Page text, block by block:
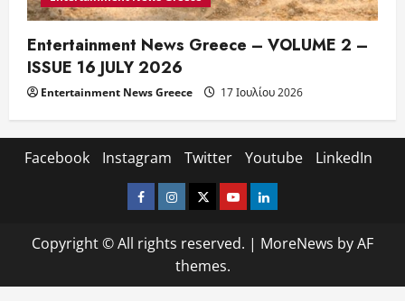
Entertainment News Greece – VOLUME 2 –
ISSUE 16 JULY 2026
Entertainment News Greece 17 Ιουλίου 2026
Facebook Instagram Twitter Youtube LinkedIn
Facebook
Instagram
TwitterYoutubeLinkedIn
Copyright © All rights reserved. | MoreNews by AF
themes.